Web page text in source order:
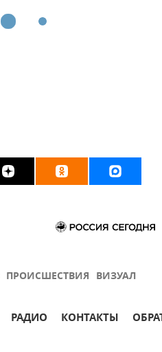
ПРОИСШЕСТВИЯ ВИЗУАЛ
РАДИО КОНТАКТЫ